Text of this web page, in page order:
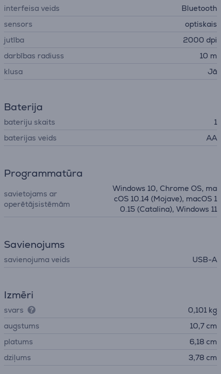
interfeisa veids
Bluetooth
sensors
optiskais
jutība
2000 dpi
darbības radiuss
10 m
klusa
Jā
Baterija
bateriju skaits
1
baterijas veids
AA
Programmatūra
savietojams ar
operētājsistēmām
Windows 10, Chrome OS, ma
cOS 10.14 (Mojave), macOS 1
0.15 (Catalina), Windows 11
Savienojums
savienojuma veids USB-A
Izmēri
svars
0,101 kg
augstums
10,7 cm
platums
6,18 cm
dziļums
3,78 cm